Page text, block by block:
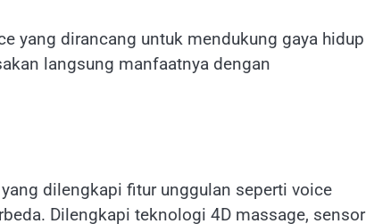
yang dirancang untuk mendukung gaya hidup
langsung manfaatnya dengan
dilengkapi fitur unggulan seperti voice
Dilengkapi teknologi 4D massage, sensor